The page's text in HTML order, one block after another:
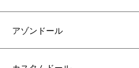
アゾンドール